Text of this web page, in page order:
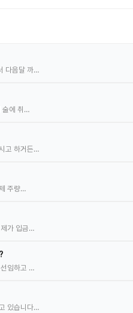
다음달 까…
술에 취…
고 하거든…
주량…
제가 입금…
선임하고 …
있습니다…